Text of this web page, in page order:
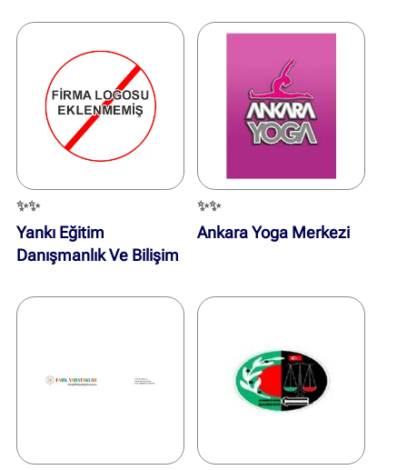
✨✨
Yankı Eğitim
Danışmanlık Ve Bilişim
✨✨
Ankara Yoga Merkezi